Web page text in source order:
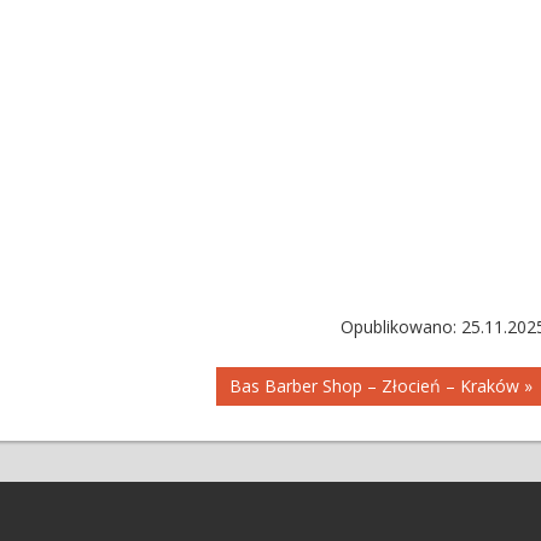
Opublikowano:
Bas Barber Shop – Złocień – Kraków »